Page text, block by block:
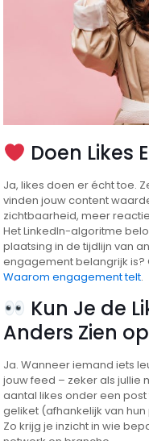
Doen Likes
Ja, likes doen er écht toe.
vinden jouw content
zichtbaarheid, meer
Het LinkedIn-algoritme
plaatsing in de tijdlijn van
engagement belangrijk is?
Waarom engagement telt.
Kun Je de
Anders Zien
Ja. Wanneer iemand iets
jouw feed – zeker als jullie
aantal likes onder een
geliket (afhankelijk van
Zo krijg je inzicht in wie